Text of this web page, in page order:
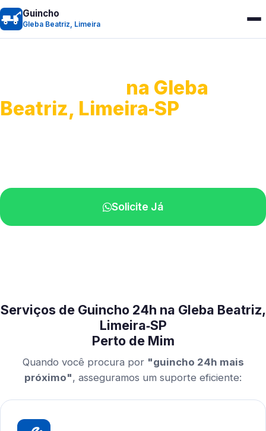
Guincho
Gleba Beatriz, Limeira
na Gleba
Beatriz, Limeira‑SP
Solicite Já
Serviços de Guincho 24h na Gleba Beatriz,
Limeira‑SP
Perto de Mim
Quando você procura por "guincho 24h mais
próximo", asseguramos um suporte eficiente: